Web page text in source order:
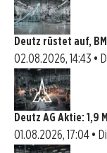
Deutz rüstet auf,
02.08.2026, 14:43 •
Deutz AG Aktie:
01.08.2026, 17:04 •